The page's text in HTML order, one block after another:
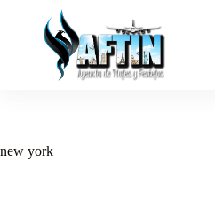
contenido
new york